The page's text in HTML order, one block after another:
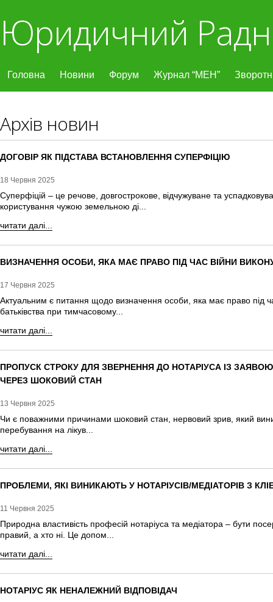
Юридичний
Головна Новини Форум Журнал “МЕН”
Архів новин
ДОГОВІР ЯК ПІДСТАВА ВСТАНОВЛЕННЯ СУПЕРФІЦІЮ
18 Червня 2025
Суперфіцій – це речове, довгострокове, відчужуване та
користування чужою земельною ді...
читати далі...
ВИЗНАЧЕННЯ ОСОБИ, ЯКА МАЄ ПРАВО ПІД ЧАС ВІЙНИ
17 Червня 2025
Актуальним є питання щодо визначення особи, яка має право під
батьківства при тимчасовому...
читати далі...
ПРОПУСК СТРОКУ ДЛЯ ЗВЕРНЕННЯ ДО НОТАРІУСА ІЗ
ЧЕРЕЗ ШОКОВИЙ СТАН
13 Червня 2025
Чи є поважними причинами шоковий стан, нервовий зрив, який
перебування на лікув...
читати далі...
ПРОБЛЕМИ, ЯКІ ВИНИКАЮТЬ У НОТАРІУСІВ/МЕДІАТОРІВ З
11 Червня 2025
Природна властивість професій нотаріуса та медіатора – бути
правий, а хто ні. Це допом...
читати далі...
НОТАРІУС ЯК НЕНАЛЕЖНИЙ ВІДПОВІДАЧ